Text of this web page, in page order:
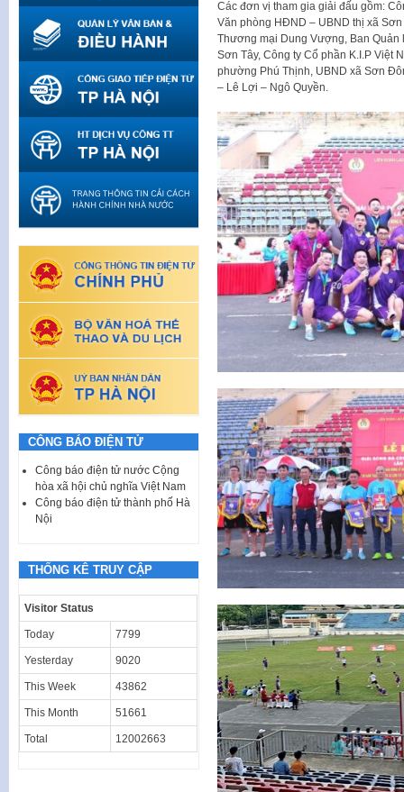
Các đơn vị tham gia giải đấu gồm:
Văn phòng HĐND – UBND thị xã
Thương mại Dung Vượng, Ban Quản
Sơn Tây, Công ty Cổ phần K.I.P Việt
phường Phú Thịnh, UBND xã Sơn
– Lê Lợi – Ngô Quyền.
CÔNG BÁO ĐIỆN TỬ
Công báo điện tử nước Cộng
hòa xã hội chủ nghĩa Việt Nam
Công báo điện tử thành phố Hà
Nội
THỐNG KÊ TRUY CẬP
Visitor Status
Today 7799
Yesterday 9020
This Week 43862
This Month 51661
Total 12002663